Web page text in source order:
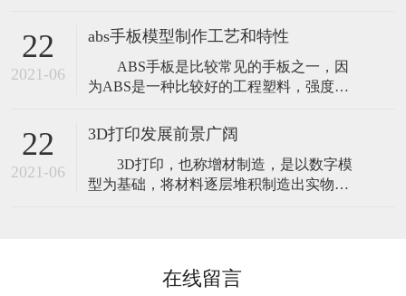
能度要求达到0.02mm公差时，加工设备以及
技术师傅等投入的人力物力成本相对也会
高许多； 2、零件结构（复杂程度以及
尺寸大小）：产品整体尺寸很大那么所用
22
2021-06
abs手板模型制作工艺和特性
ABS手板是比较常见的手板之一，因
为ABS是一种比较好的工程塑料，强度能
试功能，打磨上色，打磨ABS材质的话，
也是比较容易的，abs材料还具有抗冲击
性，具有耐腐蚀性，能耐得了低温的抵
抗，而且表面光滑程度也是保证得到，一
22
2021-06
3D打印发展前景广阔
3D打印，也称增材制造，是以数字模
型为基础，将材料逐层堆积制造出实物的
件，3D打印机已广泛应用于诸多领域。
在线留言